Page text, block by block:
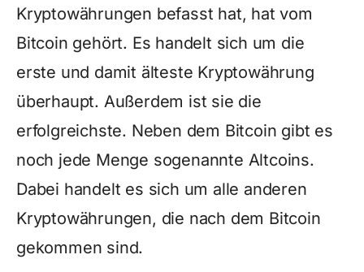
Kryptowährungen befasst hat, hat vom
Bitcoin gehört. Es handelt sich um die
erste und damit älteste Kryptowährung
überhaupt. Außerdem ist sie die
erfolgreichste. Neben dem Bitcoin gibt es
noch jede Menge sogenannte Altcoins.
Dabei handelt es sich um alle anderen
Kryptowährungen, die nach dem Bitcoin
gekommen sind.